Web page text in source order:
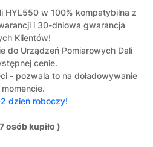
HYL550 w 100% kompatybilna z
i 30-dniowa gwarancja
Klientów!
do Urządzeń Pomiarowych Dali
cenie.
- pozwala to na doładowywanie
dzień roboczy!
osób kupiło )